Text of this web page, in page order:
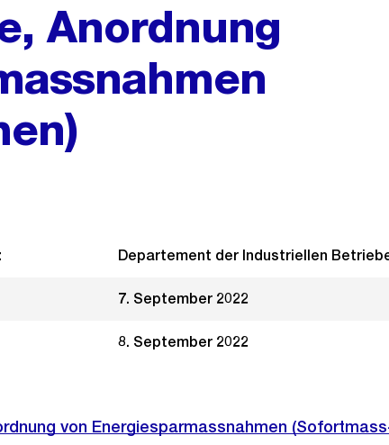
Anordnung
Departement der Industriellen
7. September 2022
8. September 2022
von Energiesparmassnahmen